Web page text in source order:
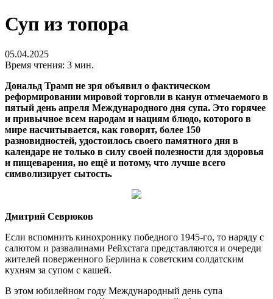
Суп из топора
05.04.2025
Время чтения: 3 мин.
Дональд Трамп не зря объявил о фактическом
реформировании мировой торговли в канун отмечаемого в
пятый день апреля Международного дня супа. Это горячее
и привычное всем народам и нациям блюдо, которого в
мире насчитывается, как говорят, более 150
разновидностей, удостоилось своего памятного дня в
календаре не только в силу своей полезности для здоровья
и пищеварения, но ещё и потому, что лучше всего
символизирует сытость.
Дмитрий Севрюков
Если вспомнить кинохронику победного 1945-го, то наряду с
салютом и развалинами Рейхстага представляются и очереди
жителей поверженного Берлина к советским солдатским
кухням за супом с кашей.
В этом юбилейном году Международный день супа